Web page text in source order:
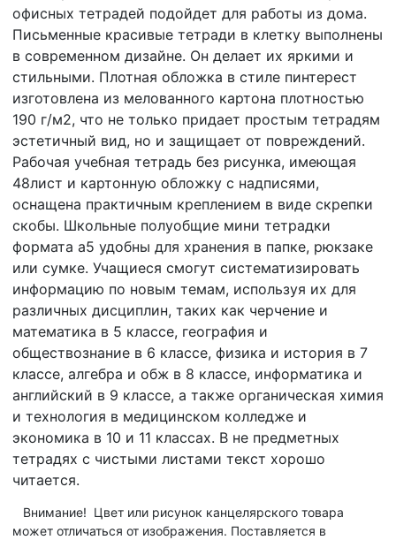
офисных тетрадей подойдет для работы из дома.
Письменные красивые тетради в клетку выполнены
в современном дизайне. Он делает их яркими и
стильными. Плотная обложка в стиле пинтерест
изготовлена из мелованного картона плотностью
190 г/м2, что не только придает простым тетрадям
эстетичный вид, но и защищает от повреждений.
Рабочая учебная тетрадь без рисунка, имеющая
48лист и картонную обложку с надписями,
оснащена практичным креплением в виде скрепки
скобы. Школьные полуобщие мини тетрадки
формата а5 удобны для хранения в папке, рюкзаке
или сумке. Учащиеся смогут систематизировать
информацию по новым темам, используя их для
различных дисциплин, таких как черчение и
математика в 5 классе, география и
обществознание в 6 классе, физика и история в 7
классе, алгебра и обж в 8 классе, информатика и
английский в 9 классе, а также органическая химия
и технология в медицинском колледже и
экономика в 10 и 11 классах. В не предметных
тетрадях с чистыми листами текст хорошо
читается.
Внимание! Цвет или рисунок канцелярского товара
может отличаться от изображения. Поставляется в